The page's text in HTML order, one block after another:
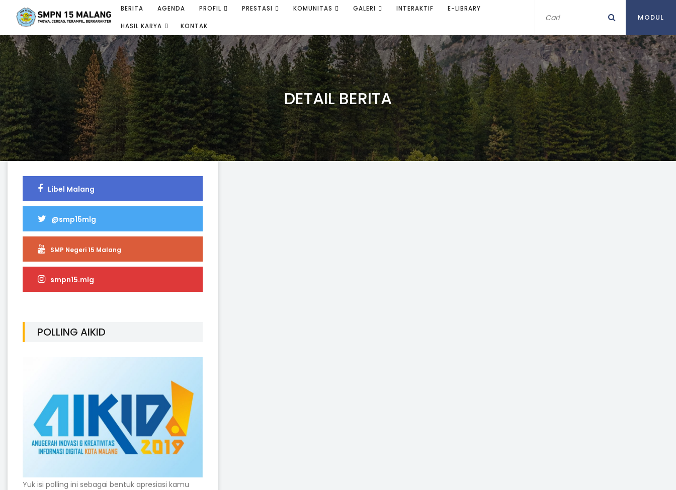
BERITA AGENDA PROFIL PRESTASI KOMUNITAS GALERI INTERAKTIF E-LIBRARY
HASIL KARYA KONTAK
MODUL
DETAIL BERITA
Libel Malang
@smp15mlg
SMP Negeri 15 Malang
smpn15.mlg
POLLING AIKID
Yuk isi polling ini sebagai bentuk apresiasi kamu